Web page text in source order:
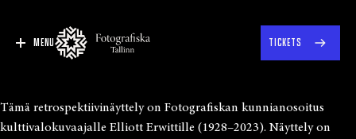
MENU TICKETS
Tämä retrospektiivinäyttely on Fotografiskan kunnianosoitus
kulttivalokuvaajalle Elliott Erwittille (1928–2023). Näyttely on